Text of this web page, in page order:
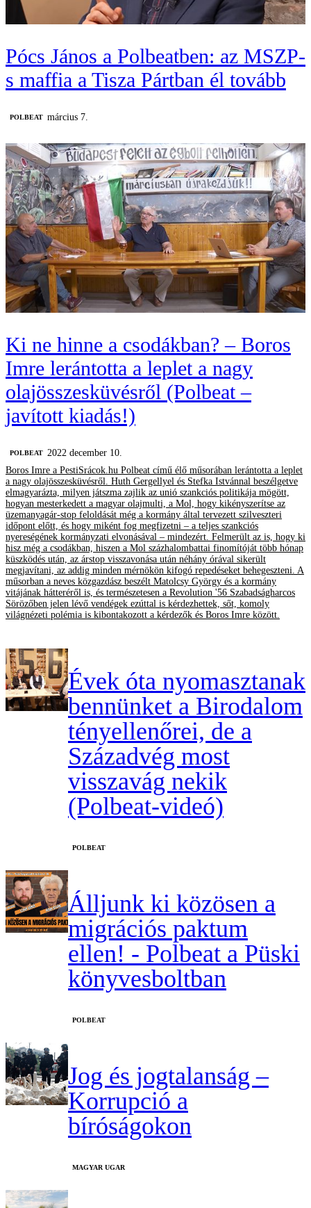
Pócs János a Polbeatben: az MSZP-
s maffia a Tisza Pártban él tovább
‎POLBEAT március 7.
Ki ne hinne a csodákban? – Boros
Imre lerántotta a leplet a nagy
olajösszesküvésről (Polbeat –
javított kiadás!)
‎POLBEAT
2022 december 10.
Boros Imre a PestiSrácok.hu Polbeat című élő műsorában lerántotta a leplet
a nagy olajösszesküvésről. Huth Gergellyel és Stefka Istvánnal beszélgetve
elmagyarázta, milyen játszma zajlik az unió szankciós politikája mögött,
hogyan mesterkedett a magyar olajmulti, a Mol, hogy kikényszerítse az
üzemanyagár-stop feloldását még a kormány által tervezett szilveszteri
időpont előtt, és hogy miként fog megfizetni – a teljes szankciós
nyereségének kormányzati elvonásával – mindezért. Felmerült az is, hogy ki
hisz még a csodákban, hiszen a Mol százhalombattai finomítóját több hónap
küszködés után, az árstop visszavonása után néhány órával sikerült
megjavítani, az addig minden mérnökön kifogó repedéseket behegeszteni. A
műsorban a neves közgazdász beszélt Matolcsy György és a kormány
vitájának hátteréről is, és természetesen a Revolution '56 Szabadságharcos
Sörözőben jelen lévő vendégek ezúttal is kérdezhettek, sőt, komoly
világnézeti polémia is kibontakozott a kérdezők és Boros Imre között.
Évek óta nyomasztanak
bennünket a Birodalom
tényellenőrei, de a
Századvég most
visszavág nekik
(Polbeat-videó)
‎POLBEAT
Álljunk ki közösen a
migrációs paktum
ellen! - Polbeat a Püski
könyvesboltban
‎POLBEAT
Jog és jogtalanság –
Korrupció a
bíróságokon
MAGYAR UGAR